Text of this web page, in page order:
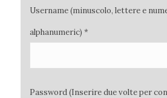
Username (minuscolo, lettere e
alphanumeric) *
Password (Inserire due volte per